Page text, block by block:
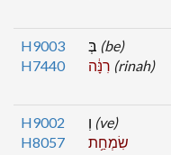
H9003
H7440
(be)
(rinah)
H9002
H8057
(ve)
שִׂמְחַ֥ת